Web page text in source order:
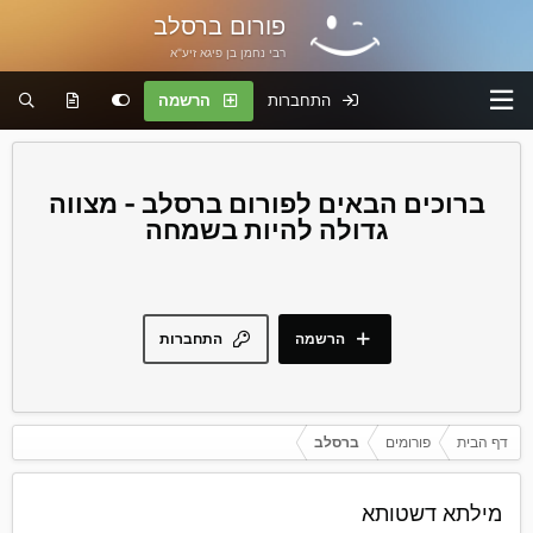
פורום ברסלב
רבי נחמן בן פיגא זיע"א
התחברות הרשמה
פורום ברסלב - מצווה
גדולה להיות בשמחה
התחברות הרשמה
דף הבית פורומים ברסלב
מילתא דשטותא